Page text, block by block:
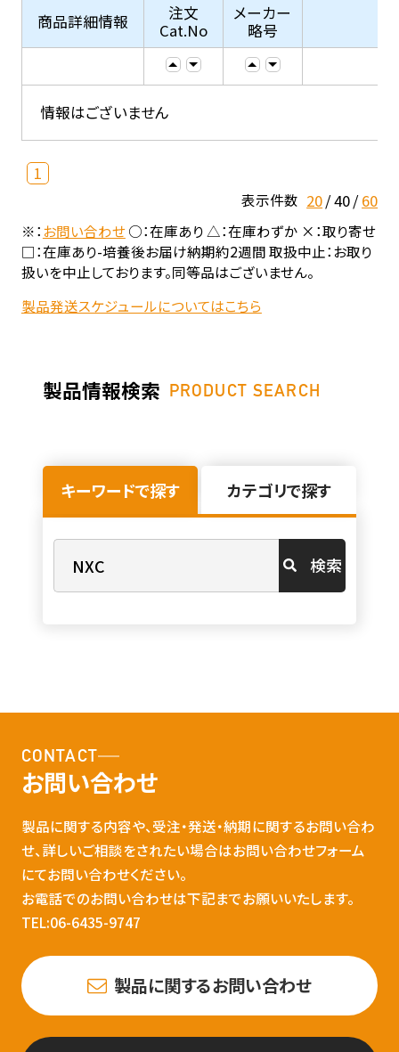
商品詳細情報
注文
Cat.No
メーカー
略号
情報はございません
1
表示件数 20 40 60
※：お問い合わせ○：在庫あり △：在庫わずか ×：取り寄せ
□：在庫あり-培養後お届け納期約2週間 取扱中止：お取り
扱いを中止しております。同等品はございません。
製品発送スケジュールについてはこちら
製品情報検索 PRODUCT SEARCH
キーワードで探す カテゴリで探す
検索
CONTACT
お問い合わせ
製品に関する内容や、受注・発送・納期に関するお問い合わ
せ、詳しいご相談をされたい場合はお問い合わせフォーム
にてお問い合わせください。
お電話でのお問い合わせは下記までお願いいたします。
TEL:06-6435-9747
製品に関するお問い合わせ